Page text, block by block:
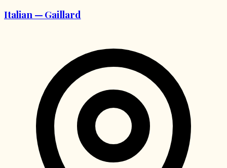
Italian — Gaillard